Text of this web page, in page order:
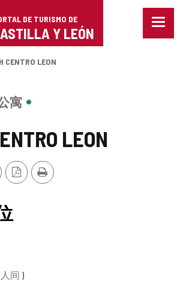
DE TURISMO DE
Y LEÓN
菜
CENTRO LEON
LEON
PDF
版
打
印
寓
间